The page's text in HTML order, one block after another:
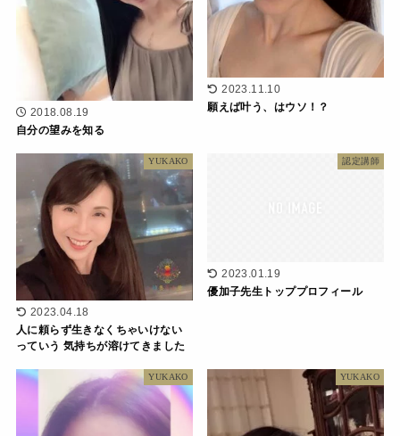
2018.08.19
自分の望みを知る
2023.11.10
願えば叶う、はウソ！？
YUKAKO
2023.04.18
人に頼らず生きなくちゃいけない
っていう 気持ちが溶けてきました
認定講師
2023.01.19
優加子先生トッププロフィール
YUKAKO YUKAKO